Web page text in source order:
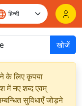
खोजें
के लिए कृपया
में नए शब्द एवम्
सुविधाएँ जोड़ने